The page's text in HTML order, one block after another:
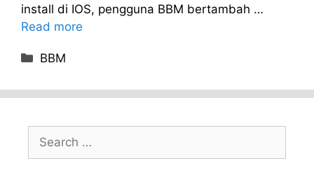
install di IOS, pengguna BBM bertambah …
Read more
Categories
BBM
Search
for: